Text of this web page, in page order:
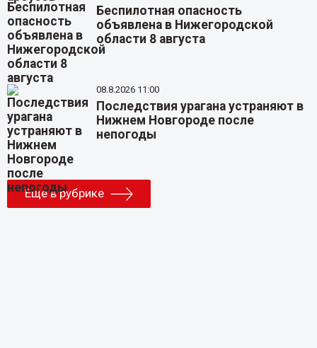
Беспилотная опасность
объявлена в Нижегородской
области 8 августа
08.8.2026 11:00
Последствия урагана устраняют в
Нижнем Новгороде после
непогоды
Еще в рубрике